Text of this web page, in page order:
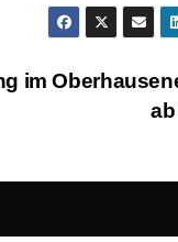
im